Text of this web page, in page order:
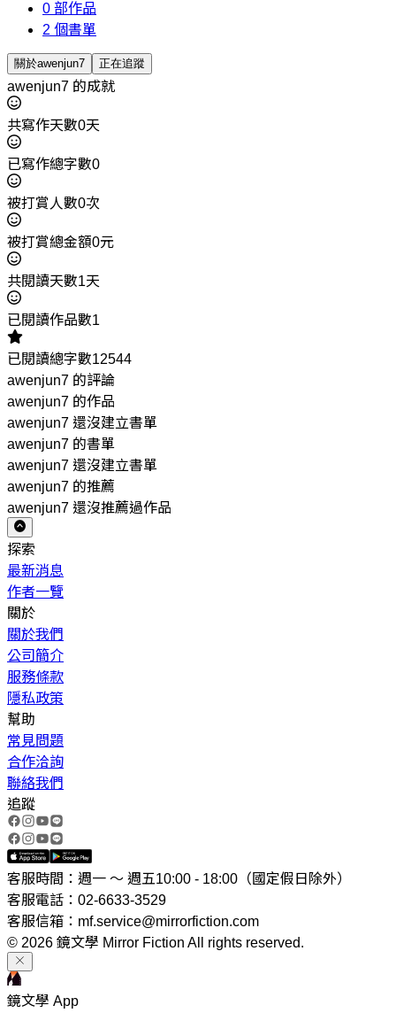
0 部作品
2 個書單
關於awenjun7 正在追蹤
awenjun7 的成就
共寫作天數0天
已寫作總字數0
被打賞人數0次
被打賞總金額0元
共閱讀天數1天
已閱讀作品數1
已閱讀總字數12544
awenjun7 的評論
awenjun7 的作品
awenjun7 還沒建立書單
awenjun7 的書單
awenjun7 還沒建立書單
awenjun7 的推薦
awenjun7 還沒推薦過作品
探索
最新消息
作者一覽
關於
關於我們
公司簡介
服務條款
隱私政策
幫助
常見問題
合作洽詢
聯絡我們
追蹤
客服時間：週一 ～ 週五10:00 - 18:00（國定假日除外）
客服電話：02-6633-3529
客服信箱：mf.service@mirrorfiction.com
© 2026 鏡文學 Mirror Fiction All rights reserved.
鏡文學 App